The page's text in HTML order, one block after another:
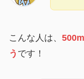
こんな人は、
う です！